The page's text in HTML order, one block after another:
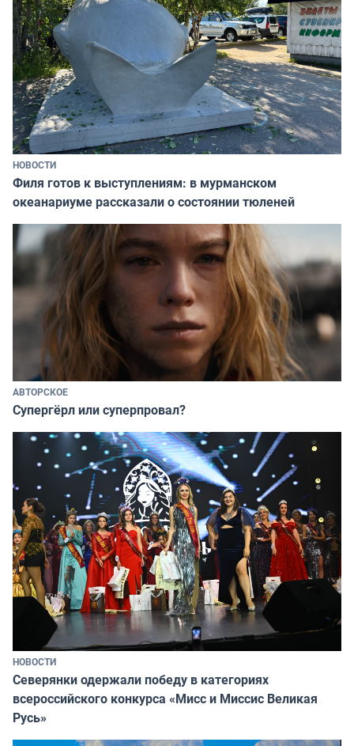
НОВОСТИ
Филя готов к выступлениям: в мурманском
океанариуме рассказали о состоянии тюленей
АВТОРСКОЕ
Супергёрл или суперпровал?
НОВОСТИ
Северянки одержали победу в категориях
всероссийского конкурса «Мисс и Миссис Великая
Русь»